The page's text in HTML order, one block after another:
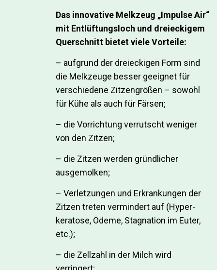
Das innovative Melkzeug „Impulse Air“
mit Entlüftungsloch und dreieckigem
Querschnitt bietet viele Vorteile:
– aufgrund der dreieckigen Form sind
die Melkzeuge besser geeignet für
verschiedene Zitzengrößen – sowohl
für Kühe als auch für Färsen;
– die Vorrichtung verrutscht weniger
von den Zitzen;
– die Zitzen werden gründlicher
ausgemolken;
– Verletzungen und Erkrankungen der
Zitzen treten vermindert auf (Hyper­
keratose, Ödeme, Stagnation im Euter,
etc.);
– die Zellzahl in der Milch wird